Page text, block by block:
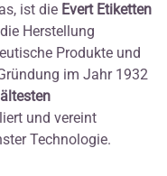
ist die Evert Etiketten
Herstellung
Produkte und
im Jahr 1932
ältesten
und vereint
Technologie.